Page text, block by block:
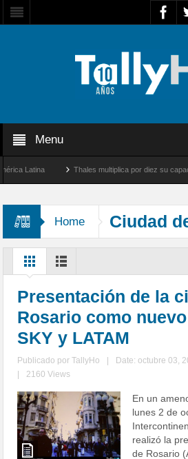
Menu
Latina Thales multiplica por diez su
Home Ciudad
Presentación de la
Rosario como
SKY y LATAM
Publicado porTallyHo Date: octubre 03,
2160 Views
En un
lunes 2 de
realizó la
de Rosario